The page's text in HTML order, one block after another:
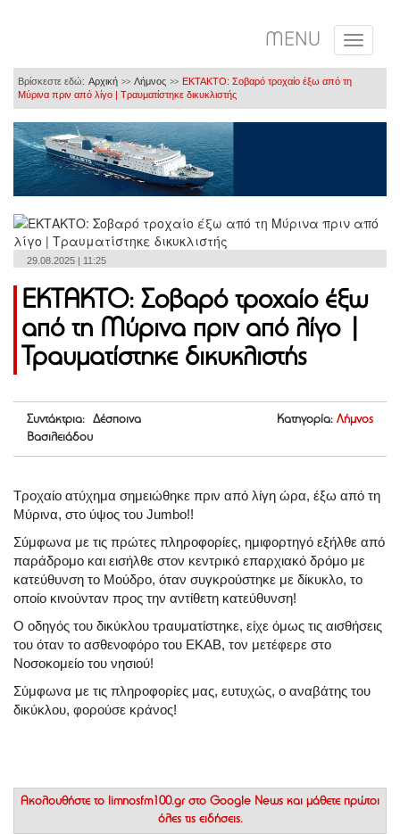
MENU
Βρίσκεστε εδώ: Αρχική >> Λήμνος >> ΕΚΤΑΚΤΟ: Σοβαρό τροχαίο έξω από τη
Μύρινα πριν από λίγο | Τραυματίστηκε δικυκλιστής
29.08.2025 | 11:25
ΕΚΤΑΚΤΟ: Σοβαρό τροχαίο έξω
από τη Μύρινα πριν από λίγο |
Τραυματίστηκε δικυκλιστής
Συντάκτρια: Δέσποινα
Βασιλειάδου
Κατηγορία: Λήμνος
Τροχαίο ατύχημα σημειώθηκε πριν από λίγη ώρα, έξω από τη
Μύρινα, στο ύψος του Jumbo!!
Σύμφωνα με τις πρώτες πληροφορίες, ημιφορτηγό εξήλθε από
παράδρομο και εισήλθε στον κεντρικό επαρχιακό δρόμο με
κατεύθυνση το Μούδρο, όταν συγκρούστηκε με δίκυκλο, το
οποίο κινούνταν προς την αντίθετη κατεύθυνση!
Ο οδηγός του δικύκλου τραυματίστηκε, είχε όμως τις αισθήσεις
του όταν το ασθενοφόρο του ΕΚΑΒ, τον μετέφερε στο
Νοσοκομείο του νησιού!
Σύμφωνα με τις πληροφορίες μας, ευτυχώς, ο αναβάτης του
δικύκλου, φορούσε κράνος!
Ακολουθήστε το limnosfm100.gr στο Google News και μάθετε πρώτοι
όλες τις ειδήσεις.